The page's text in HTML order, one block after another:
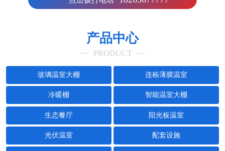
产品中心
PRODUCT
玻璃温室大棚 连栋薄膜温室
冷暖棚 智能温室大棚
生态餐厅 阳光板温室
光伏温室 配套设施